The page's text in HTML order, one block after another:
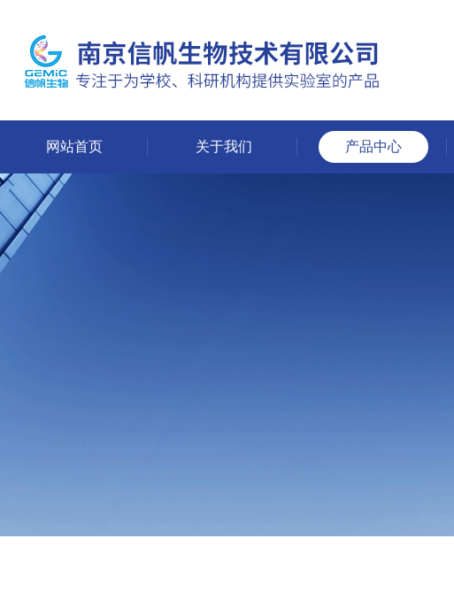
网站首页 关于我们 产品中心